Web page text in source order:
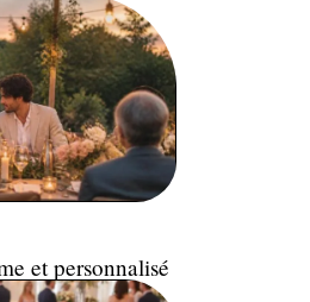
et personnalisé